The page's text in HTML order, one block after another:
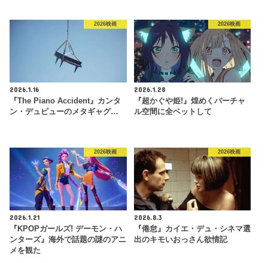
2026映画
2026.1.16
『The Piano Accident』カンタ
ン・デュピューのメタギャグ…
2026映画
2026.1.28
『超かぐや姫!』煌めくバーチャ
ル空間に全ベットして
2026映画
2026.1.21
『KPOPガールズ! デーモン・ハ
ンターズ』海外で話題の謎のアニ
メを観た
2026映画
2026.8.3
『倦怠』カイエ・デュ・シネマ選
出のキモいおっさん欲情記